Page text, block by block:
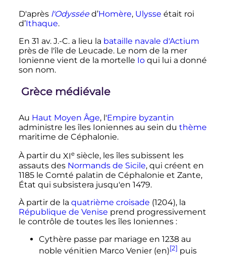
D'après l'Odysséed’Homère, Ulysse était roi
d’Ithaque.
En 31 av. J.-C. a lieu la bataille navale d'Actium
près de l'île de Leucade. Le nom de la mer
Ionienne vient de la mortelle Ioqui lui a donné
son nom.
Grèce médiévale
Au Haut Moyen Âge, l'Empire byzantin
administre les îles Ioniennes au sein du thème
maritime de Céphalonie.
À partir du XIe siècle, les îles subissent les
assauts des Normands de Sicile, qui créent en
1185 le Comté palatin de Céphalonie et Zante,
État qui subsistera jusqu'en 1479.
À partir de la quatrième croisade (1204), la
République de Venise prend progressivement
le contrôle de toutes les îles Ioniennes :
Cythère passe par mariage en 1238 au
noble vénitien Marco Venier (en)[2] puis